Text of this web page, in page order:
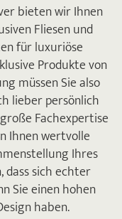
bieten wir Ihnen
Fliesen und
für luxuriöse
Produkte von
müssen Sie also
lieber persönlich
Fachexpertise
Ihnen wertvolle
Ihres
dass sich echter
Sie einen hohen
haben.